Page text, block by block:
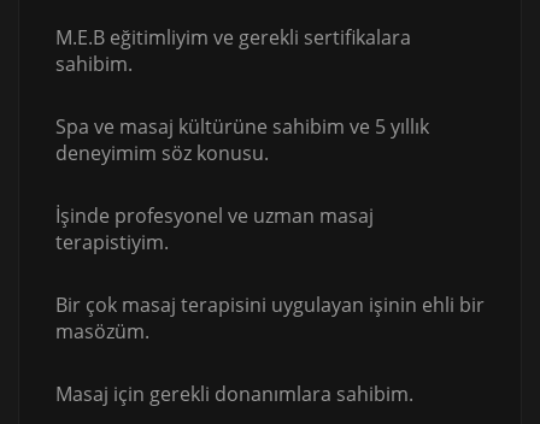
M.E.B eğitimliyim ve gerekli sertifikalara
sahibim.
Spa ve masaj kültürüne sahibim ve 5 yıllık
deneyimim söz konusu.
İşinde profesyonel ve uzman masaj
terapistiyim.
Bir çok masaj terapisini uygulayan işinin ehli bir
masözüm.
Masaj için gerekli donanımlara sahibim.